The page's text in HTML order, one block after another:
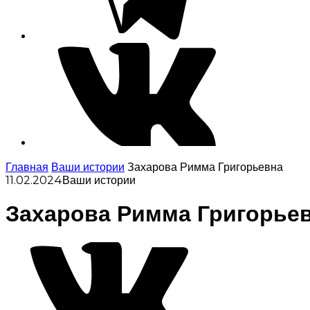
Главная Ваши истории Захарова Римма Григорьевна
11.02.2024Ваши истории
Захарова Римма